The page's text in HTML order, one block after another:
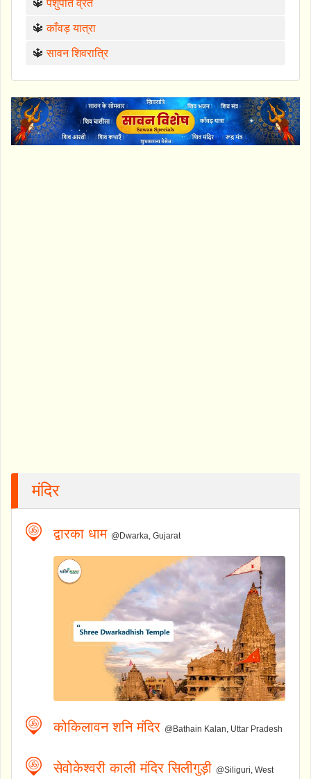
🔱पशुपति व्रत
🔱काँवड़ यात्रा
🔱सावन शिवरात्रि
मंदिर
द्वारका धाम @Dwarka, Gujarat
कोकिलावन शनि मंदिर @Bathain Kalan, Uttar Pradesh
सेवोकेश्वरी काली मंदिर सिलीगुड़ी @Siliguri, West